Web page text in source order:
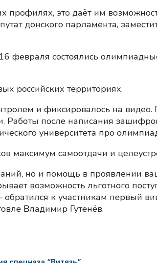
профилях, это даёт им
донского парламента,
состоялись
российских территориях.
и фиксировалось на
Работы после написания
университета про
максимум самоотдачи и
но и помощь в проявлении
возможность льготного
к участникам первый
Владимир Гутенёв.